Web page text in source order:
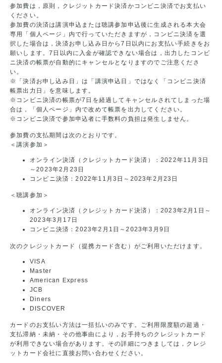
参加費は，原則，クレジットカード決済かコンビニ決済でお支払い
ください。
参加費の決済は講演申込または聴講参加申込後に生成される本大会
専用「個人ページ」内で行っていただきますが，コンビニ決済を選
択した場合は，決済お申し込み日から7日以内にお支払い手続きをお
願いします。7日以内に入金が確認できない場合は，出力したコンビ
ニ決済の帳票が自動的にキャンセルとなりますのでご注意くださ
い。
※「決済お申し込み日」は「講演申込日」ではなく「コンビニ決済
帳票出力日」を意味します。
※コンビニ決済の帳票が7日を経過してキャンセルされてしまった場
合は，「個人ページ」内で改めて帳票を出力してください。
※コンビニ決済で参加申込者に手数料の負担は発生しません。
参加費の支払期間は次のとおりです。
＜講演参加＞
オンライン決済（クレジットカード決済）：2022年11月3日
～2023年2月23日
コンビニ決済：2022年11月3日～2023年2月23日
＜聴講参加＞
オンライン決済（クレジットカード決済）：2023年2月1日～
2023年3月17日
コンビニ決済：2023年2月1日～2023年3月9日
次のクレジットカード（提携カード含む）がご利用いただけます。
VISA
Master
American Express
JCB
Diners
DISCOVER
カードのお支払い方法は一括払いのみです。ご利用限度額の超過・
支払滞納・未納・その他事由により，お手持ちのクレジットカード
が利用できない場合があります。その詳細につきましては，クレジ
ットカード会社に直接お問い合わせください。